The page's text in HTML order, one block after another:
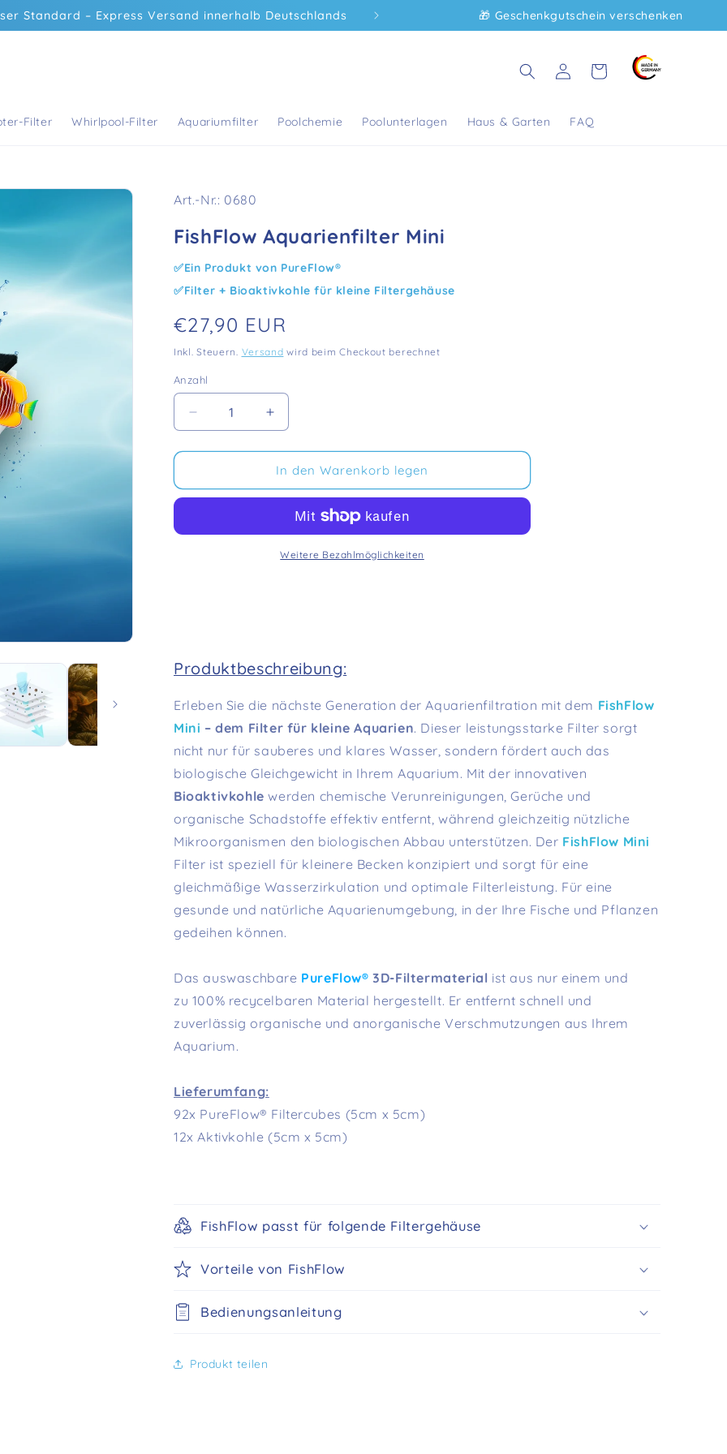
Standard – Express Versand innerhalb Deutschlands Kostenfreier Versand ab 75€ innerhalb Deutschlands
🎁 Geschenkgutschein verschenken
Filter Whirlpool-Filter Aquariumfilter Poolchemie Poolunterlagen Haus & Garten FAQ
EinloggenWarenkorb
SKU:
Art.-Nr.: 0680
FishFlow Aquarienfilter Mini
Ein Produkt von PureFlow®
Filter + Bioaktivkohle für kleine Filtergehäuse
Normaler
Preis
€27,90 EUR
Inkl. Steuern. Versand wird beim Checkout berechnet
Anzahl
Verringere
die
Menge
FishFlow
Erhöhe
die
Menge
für
FishFlow
Aquarienfilter
In den Warenkorb legen
Weitere Bezahlmöglichkeiten
Produktbeschreibung:
Erleben Sie die nächste Generation der Aquarienfiltration mit dem FishFlow
Mini – dem Filter für kleine Aquarien. Dieser leistungsstarke Filter sorgt
nicht nur für sauberes und klares Wasser, sondern fördert auch das
biologische Gleichgewicht in Ihrem Aquarium. Mit der innovativen
Bioaktivkohle werden chemische Verunreinigungen, Gerüche und
organische Schadstoffe effektiv entfernt, während gleichzeitig nützliche
Mikroorganismen den biologischen Abbau unterstützen. Der FishFlow Mini
Filter ist speziell für kleinere Becken konzipiert und sorgt für eine
gleichmäßige Wasserzirkulation und optimale Filterleistung. Für eine
gesunde und natürliche Aquarienumgebung, in der Ihre Fische und Pflanzen
gedeihen können.
Das auswaschbare PureFlow® 3D-Filtermaterial ist aus nur einem und
zu 100% recycelbaren Material hergestellt. Er entfernt schnell und
zuverlässig organische und anorganische Verschmutzungen aus Ihrem
Aquarium.
Lieferumfang:
92x PureFlow® Filtercubes (5cm x 5cm)
12x Aktivkohle (5cm x 5cm)
FishFlow passt für folgende Filtergehäuse
Vorteile von FishFlow
Bedienungsanleitung
Produkt teilen